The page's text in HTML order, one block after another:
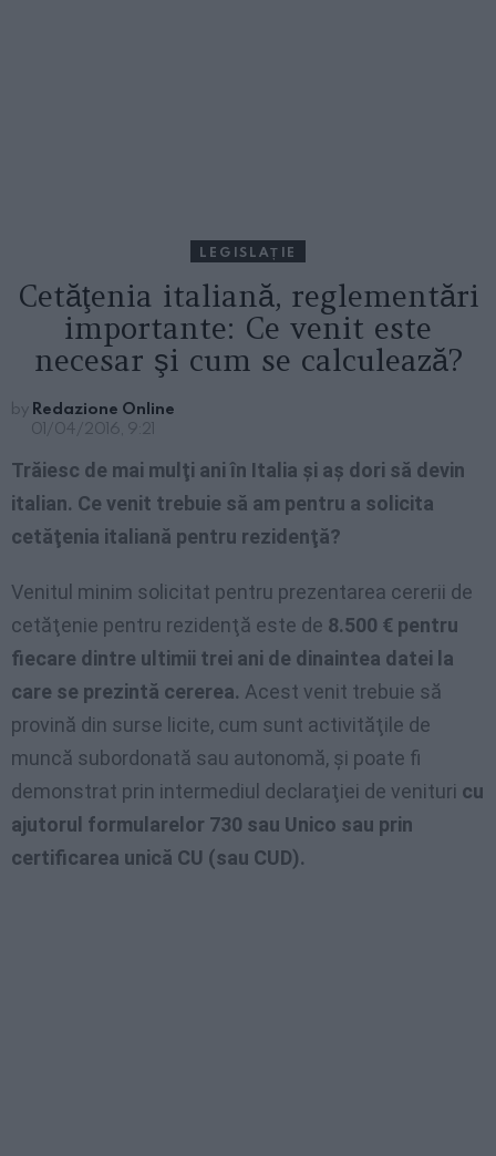
LEGISLAȚIE
Cetăţenia italiană, reglementări
importante: Ce venit este
necesar şi cum se calculează?
by Redazione Online
01/04/2016, 9:21
Trăiesc de mai mulţi ani în Italia şi aş dori să devin
italian. Ce venit trebuie să am pentru a solicita
cetăţenia italiană pentru rezidenţă?
Venitul minim solicitat pentru prezentarea cererii de
cetăţenie pentru rezidenţă este de 8.500 € pentru
fiecare dintre ultimii trei ani de dinaintea datei la
care se prezintă cererea. Acest venit trebuie să
provină din surse licite, cum sunt activităţile de
muncă subordonată sau autonomă, şi poate fi
demonstrat prin intermediul declaraţiei de venituri cu
ajutorul formularelor 730 sau Unico sau prin
certificarea unică CU (sau CUD).